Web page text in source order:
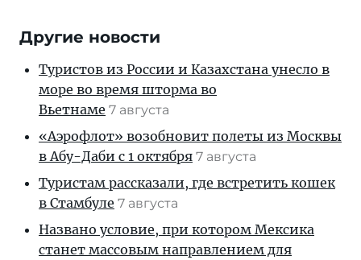
Другие новости
Туристов из России и Казахстана унесло в
море во время шторма во
Вьетнаме 7 августа
«Аэрофлот» возобновит полеты из Москвы
в Абу-Даби с 1 октября 7 августа
Туристам рассказали, где встретить кошек
в Стамбуле 7 августа
Названо условие, при котором Мексика
станет массовым направлением для